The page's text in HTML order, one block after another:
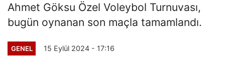
Ahmet Göksu Özel Voleybol Turnuvası,
bugün oynanan son maçla tamamlandı.
GENEL 15 Eylül 2024 - 17:16